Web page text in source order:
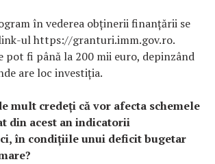
în vederea obţinerii finanţării se
ul https://granturi.imm.gov.ro.
pot fi până la 200 mii euro, depinzând
are loc investiția.
mult credeți că vor afecta schemele
din acest an indicatorii
în condițiile unui deficit bugetar